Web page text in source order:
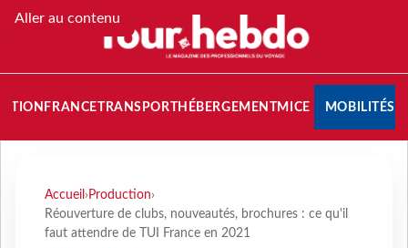
Aller au contenu
FRANCETRANSPORT HÉBERGEMENTMICE MOBILITÉS
Accueil › Production›
Réouverture de clubs, nouveautés, brochures : ce qu'il
faut attendre de TUI France en 2021